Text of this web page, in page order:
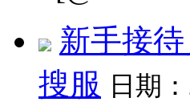
新手接
搜服 日期：